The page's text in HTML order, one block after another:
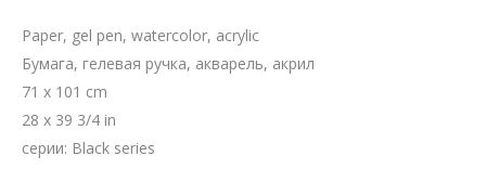
Paper, gel pen, watercolor, acrylic
Бумага, гелевая ручка, акварель, акрил
71 x 101 cm
28 x 39 3/4 in
серии: Black series